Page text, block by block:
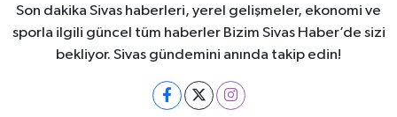
Son dakika Sivas haberleri, yerel gelişmeler, ekonomi ve
sporla ilgili güncel tüm haberler Bizim Sivas Haber’de sizi
bekliyor. Sivas gündemini anında takip edin!